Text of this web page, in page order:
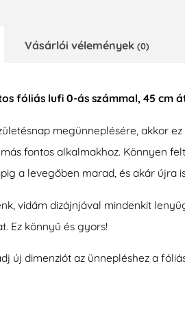
Vásárlói vélemények (0)
fóliás lufi 0-ás számmal, 45 cm
megünneplésére, akkor
fontos alkalmakhoz. Könnyen
a levegőben marad, és akár újra
vidám dizájnjával mindenkit
Ez könnyű és gyors!
új dimenziót az ünnepléshez a